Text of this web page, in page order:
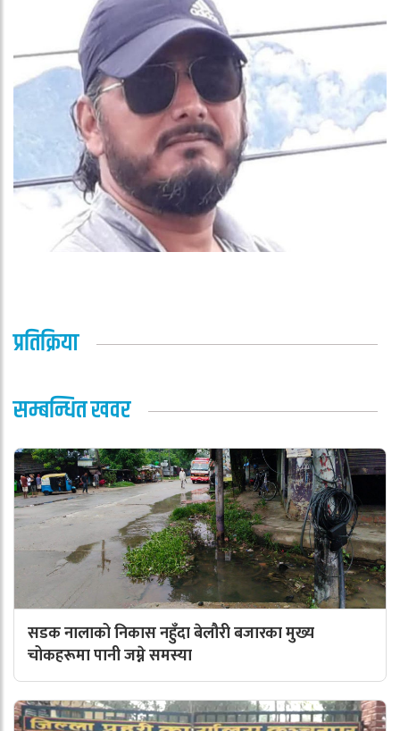
प्रतिक्रिया
सम्बन्धित खवर
सडक नालाको निकास नहुँदा बेलौरी बजारका मुख्य
चोकहरूमा पानी जम्ने समस्या